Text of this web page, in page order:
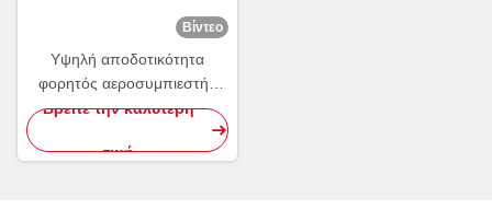
Βίντεο
Υψηλή αποδοτικότητα
φορητός αεροσυμπιεστής
βιδών 5 τόνου
Βρείτε την καλύτερη
τιμή